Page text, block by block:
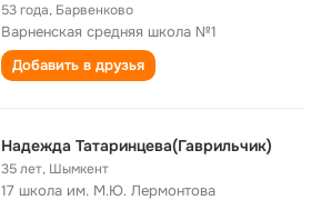
53 года, Барвенково
Варненская средняя школа №1
Добавить в друзья
Надежда Татаринцева(Гаврильчик)
35 лет, Шымкент
17 школа им. М.Ю. Лермонтова